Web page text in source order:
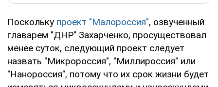
Поскольку проект "Малороссия", озвученный
главарем "ДНР" Захарченко, просуществовал
менее суток, следующий проект следует
назвать "Микророссия", "Миллироссия" или
"Нанороссия", потому что их срок жизни будет